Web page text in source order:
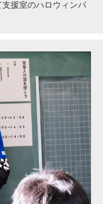
援室のハロウィンパ